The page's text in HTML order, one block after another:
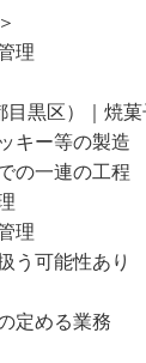
理
目黒区）｜焼
キー等の製造
の一連の工程
理
う可能性あり
定める業務